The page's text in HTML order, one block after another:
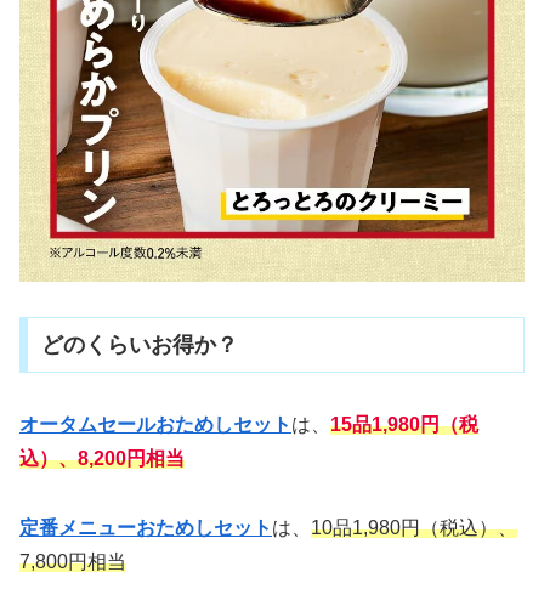
どのくらいお得か？
オータムセールおためしセット は、 15品1,980円（税
込）、8,200円相当
定番メニューおためしセット は、 10品1,980円（税込）、
7,800円相当